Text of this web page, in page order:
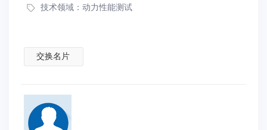
技术领域： 动力性能测试
交换名片